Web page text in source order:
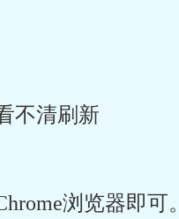
不清刷新
浏览器即可。